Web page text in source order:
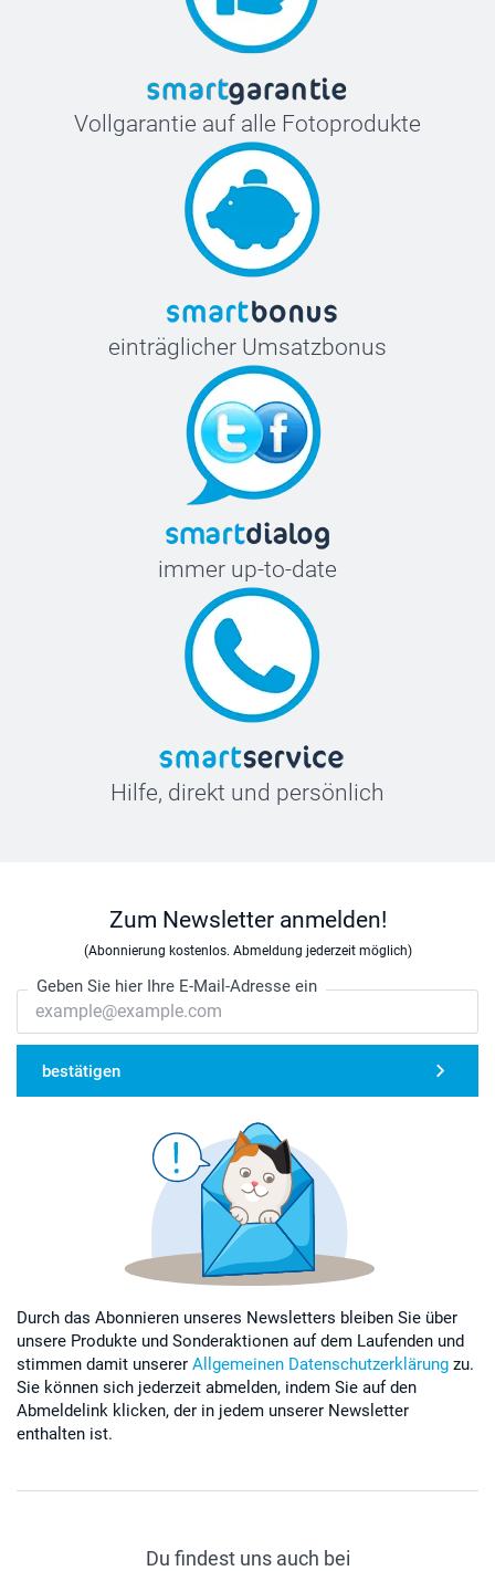
Vollgarantie auf alle Fotoprodukte
einträglicher Umsatzbonus
immer up-to-date
Hilfe, direkt und persönlich
Zum Newsletter anmelden!
(Abonnierung kostenlos. Abmeldung jederzeit möglich)
Geben Sie hier Ihre E-Mail-Adresse ein
bestätigen
Durch das Abonnieren unseres Newsletters bleiben Sie über
unsere Produkte und Sonderaktionen auf dem Laufenden und
stimmen damit unserer Allgemeinen Datenschutzerklärung zu.
Sie können sich jederzeit abmelden, indem Sie auf den
Abmeldelink klicken, der in jedem unserer Newsletter
enthalten ist.
Du findest uns auch bei